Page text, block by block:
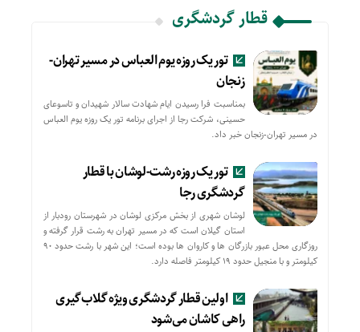
قطار گردشگری
تور یک روزه یوم العباس در مسیر تهران-
زنجان
بمناسبت فرا رسیدن ایام شهادت سالار شهیدان و تاسوعای
حسینی، شرکت رجا از اجرای برنامه تور یک روزه یوم العباس
در مسیر تهران-زنجان خبر داد.
تور یک روزه رشت-لوشان با قطار
گردشگری رجا
لوشان شهری از بخش مرکزی لوشان در شهرستان رودبار از
استان گیلان است که در مسیر تهران به رشت قرار گرفته و
روزگاری محل عبور بازرگان ها و کاروان ها بوده است؛ این شهر با رشت حدود ۹۰
کیلومتر و با منجیل حدود ۱۹ کیلومتر فاصله دارد.
اولین قطار گردشگری ویژه گلاب‌گیری
راهی کاشان می‌شود